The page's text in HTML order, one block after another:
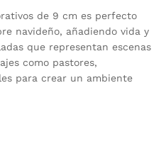
de 9 cm es perfecto
navideño, añadiendo vida y
que representan escenas
como pastores,
para crear un ambiente